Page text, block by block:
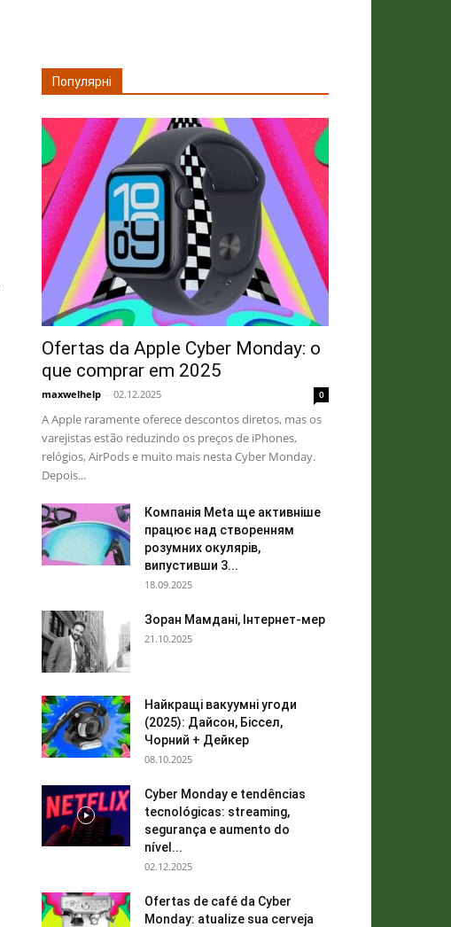
Популярні
Ofertas da Apple Cyber ​​Monday: o
que comprar em 2025
maxwelhelp - 02.12.2025 0
A Apple raramente oferece descontos diretos, mas os
varejistas estão reduzindo os preços de iPhones,
relógios, AirPods e muito mais nesta Cyber ​​Monday.
Depois...
Компанія Meta ще активніше
працює над створенням
розумних окулярів,
випустивши 3...
18.09.2025
Зоран Мамдані, Інтернет-мер
21.10.2025
Найкращі вакуумні угоди
(2025): Дайсон, Біссел,
Чорний + Дейкер
08.10.2025
Cyber ​​Monday e tendências
tecnológicas: streaming,
segurança e aumento do
nível...
02.12.2025
Ofertas de café da Cyber ​​
Monday: atualize sua cerveja